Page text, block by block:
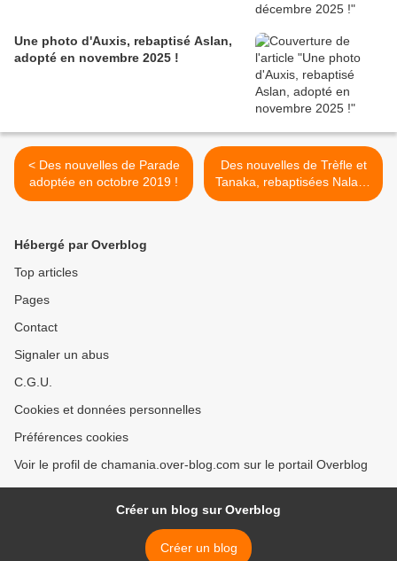
Une photo d'Auxis, rebaptisé Aslan,
adopté en novembre 2025 !
< Des nouvelles de Parade
adoptée en octobre 2019 !
Des nouvelles de Trèfle et
Tanaka, rebaptisées Nala et
Yumi, adoptées ensemble
Hébergé par Overblog
Top articles
Pages
Contact
Signaler un abus
C.G.U.
Cookies et données personnelles
Préférences cookies
Voir le profil de chamania.over-blog.com sur le portail Overblog
Créer un blog sur Overblog
Créer un blog